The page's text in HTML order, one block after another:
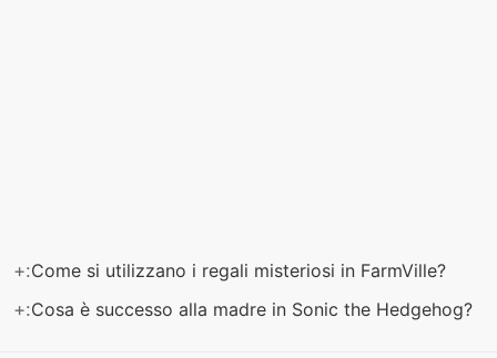
+:Come si utilizzano i regali misteriosi in FarmVille?
+:Cosa è successo alla madre in Sonic the Hedgehog?